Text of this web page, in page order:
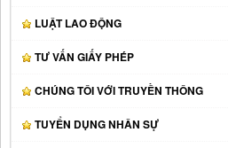
LUẬT LAO ĐỘNG
TƯ VẤN GIẤY PHÉP
CHÚNG TÔI VỚI TRUYỀN THÔNG
TUYỂN DỤNG NHÂN SỰ